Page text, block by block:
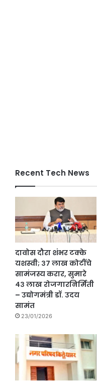
Recent Tech News
दावोस दौरा शंभर टक्के
यशस्वी; ३७ लाख कोटींचे
सामंजस्य करार, सुमारे
४३ लाख रोजगारनिर्मिती
– उद्योगमंत्री डॉ. उदय
सामंत
23/01/2026